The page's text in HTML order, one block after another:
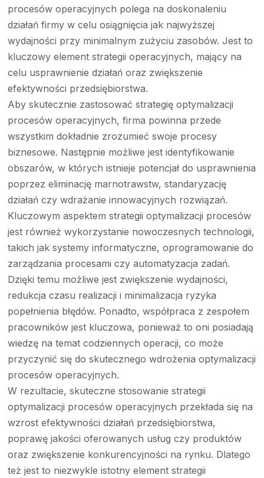
procesów operacyjnych polega na doskonaleniu
działań firmy w celu osiągnięcia jak najwyższej
wydajności przy minimalnym zużyciu zasobów. Jest to
kluczowy element strategii operacyjnych, mający na
celu usprawnienie działań oraz zwiększenie
efektywności przedsiębiorstwa.
Aby skutecznie zastosować strategię optymalizacji
procesów operacyjnych, firma powinna przede
wszystkim dokładnie zrozumieć swoje procesy
biznesowe. Następnie możliwe jest identyfikowanie
obszarów, w których istnieje potencjał do usprawnienia
poprzez eliminację marnotrawstw, standaryzację
działań czy wdrażanie innowacyjnych rozwiązań.
Kluczowym aspektem strategii optymalizacji procesów
jest również wykorzystanie nowoczesnych technologii,
takich jak systemy informatyczne, oprogramowanie do
zarządzania procesami czy automatyzacja zadań.
Dzięki temu możliwe jest zwiększenie wydajności,
redukcja czasu realizacji i minimalizacja ryzyka
popełnienia błędów. Ponadto, współpraca z zespołem
pracowników jest kluczowa, ponieważ to oni posiadają
wiedzę na temat codziennych operacji, co może
przyczynić się do skutecznego wdrożenia optymalizacji
procesów operacyjnych.
W rezultacie, skuteczne stosowanie strategii
optymalizacji procesów operacyjnych przekłada się na
wzrost efektywności działań przedsiębiorstwa,
poprawę jakości oferowanych usług czy produktów
oraz zwiększenie konkurencyjności na rynku. Dlatego
też jest to niezwykle istotny element strategii